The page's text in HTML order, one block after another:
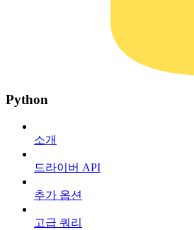
Python
소개
드라이버 API
추가 옵션
고급 쿼리